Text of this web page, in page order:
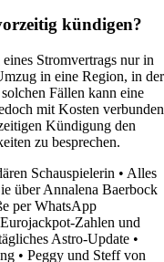
kündigen?
Stromvertrags nur in
in eine Region, in der
Fällen kann eine
mit Kosten verbunden
Kündigung den
zu besprechen.
Schauspielerin • Alles
über Annalena Baerbock
per WhatsApp
Zahlen und
Astro-Update •
• Peggy und Steff von